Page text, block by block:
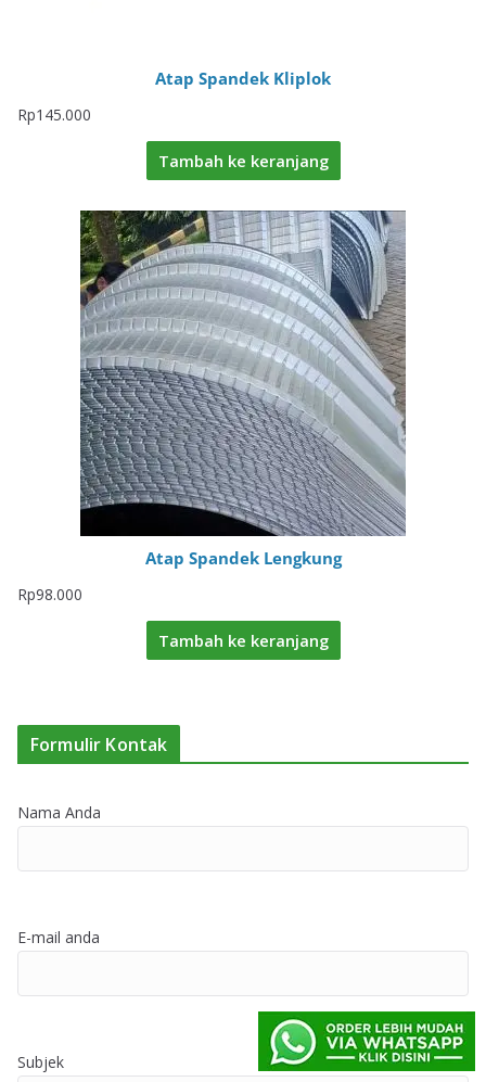
Atap Spandek Kliplok
Rp145.000
Tambah ke keranjang
Atap Spandek Lengkung
Rp98.000
Tambah ke keranjang
Formulir Kontak
Nama Anda
E-mail anda
Subjek